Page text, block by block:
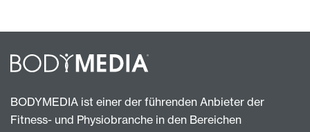
BODYMEDIA ist einer der führenden Anbieter der
Fitness- und Physiobranche in den Bereichen